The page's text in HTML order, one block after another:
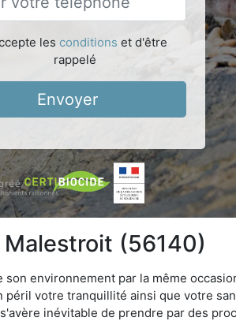
les conditions et d'être
rappelé
Envoyer
(56140)
environnement par la même
votre tranquillité ainsi que votre
inévitable de prendre par des